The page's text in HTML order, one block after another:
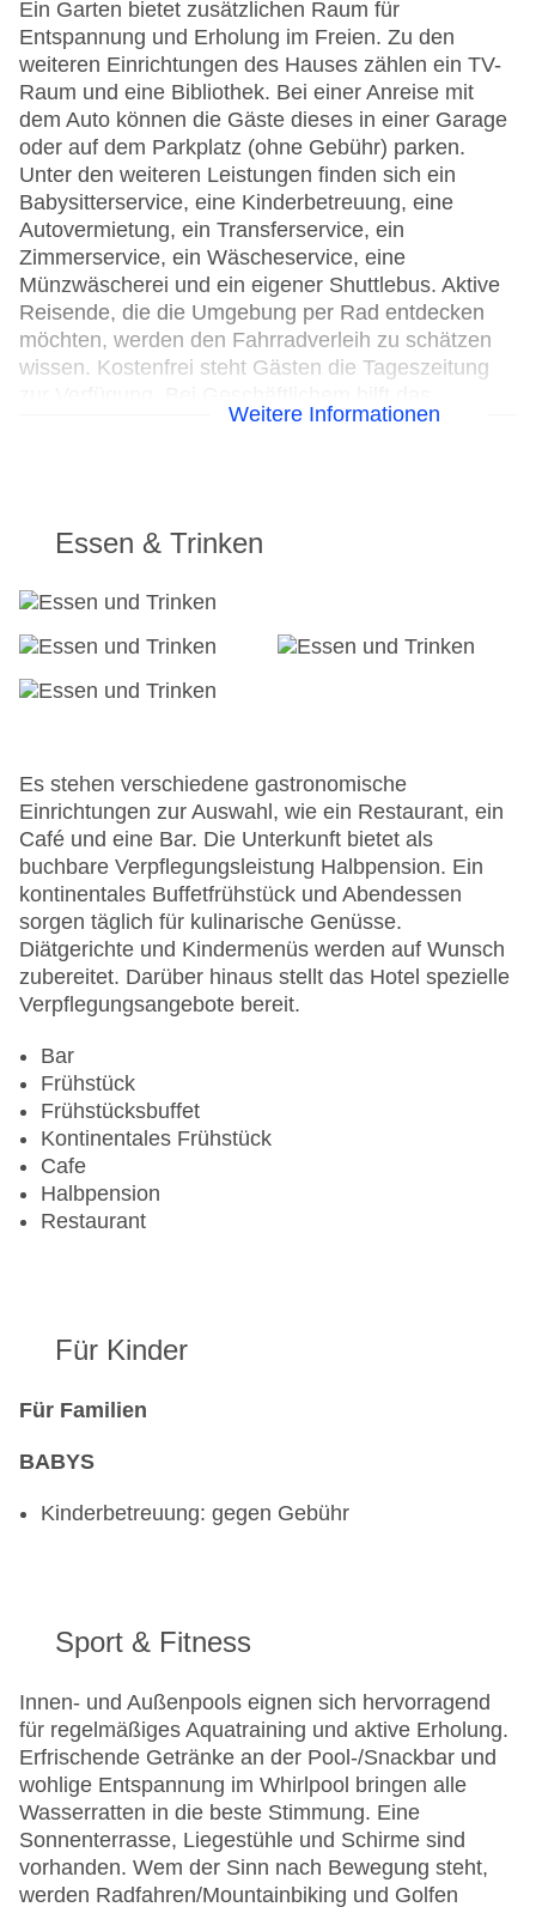
Ein Garten bietet zusätzlichen Raum für
Entspannung und Erholung im Freien. Zu den
weiteren Einrichtungen des Hauses zählen ein TV-
Raum und eine Bibliothek. Bei einer Anreise mit
dem Auto können die Gäste dieses in einer Garage
oder auf dem Parkplatz (ohne Gebühr) parken.
Unter den weiteren Leistungen finden sich ein
Babysitterservice, eine Kinderbetreuung, eine
Autovermietung, ein Transferservice, ein
Zimmerservice, ein Wäscheservice, eine
Münzwäscherei und ein eigener Shuttlebus. Aktive
Reisende, die die Umgebung per Rad entdecken
möchten, werden den Fahrradverleih zu schätzen
wissen. Kostenfrei steht Gästen die Tageszeitung
Business-Center gerne weiter und bietet ein
Parkplatz
Check-in von: 15:00:00
Konferenzraum
Garage
Hoteleröffnung: 2011
Lift
Anzahl der Konferenzräume: 1
Anzahl der Aufzüge: 1
Haustiere: gegen Gebühr
Zimmerservice
Sonnenterrasse
Gesamtanzahl der Stockwerke: 2
Gesamtanzahl der Zimmer: 14
Pools:Indoor Pool, Outdoor Pool, Sonnenschirme
Zahlungsarten: American Express, Diners Club,
EC Maestro, Mastercard, Visa
Landeskategorie: 5 Sterne
Weitere Informationen
Essen & Trinken
Es stehen verschiedene gastronomische
Einrichtungen zur Auswahl, wie ein Restaurant, ein
Café und eine Bar. Die Unterkunft bietet als
buchbare Verpflegungsleistung Halbpension. Ein
kontinentales Buffetfrühstück und Abendessen
sorgen täglich für kulinarische Genüsse.
Diätgerichte und Kindermenüs werden auf Wunsch
zubereitet. Darüber hinaus stellt das Hotel spezielle
Verpflegungsangebote bereit.
Bar
Frühstück
Frühstücksbuffet
Kontinentales Frühstück
Cafe
Halbpension
Restaurant
Für Kinder
Für Familien
BABYS
Kinderbetreuung: gegen Gebühr
Sport & Fitness
Innen- und Außenpools eignen sich hervorragend
für regelmäßiges Aquatraining und aktive Erholung.
Erfrischende Getränke an der Pool-/Snackbar und
wohlige Entspannung im Whirlpool bringen alle
Wasserratten in die beste Stimmung. Eine
Sonnenterrasse, Liegestühle und Schirme sind
vorhanden. Wem der Sinn nach Bewegung steht,
werden Radfahren/Mountainbiking und Golfen